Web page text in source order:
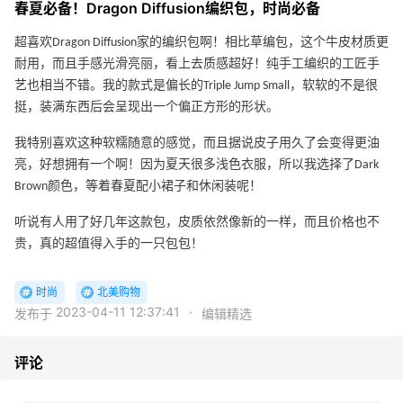
春夏必备！Dragon Diffusion编织包，时尚必备
超喜欢Dragon Diffusion家的编织包啊！相比草编包，这个牛皮材质更
耐用，而且手感光滑亮丽，看上去质感超好！纯手工编织的工匠手
艺也相当不错。我的款式是偏长的Triple Jump Small，软软的不是很
挺，装满东西后会呈现出一个偏正方形的形状。
我特别喜欢这种软糯随意的感觉，而且据说皮子用久了会变得更油
亮，好想拥有一个啊！因为夏天很多浅色衣服，所以我选择了Dark
Brown颜色，等着春夏配小裙子和休闲装呢！
听说有人用了好几年这款包，皮质依然像新的一样，而且价格也不
贵，真的超值得入手的一只包包！
时尚 北美购物
发布于 2023-04-11 12:37:41 · 编辑精选
评论